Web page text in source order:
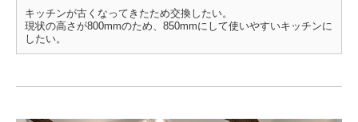
キッチンが古くなってきたため交換したい。
現状の高さが800mmのため、850mmにして使いやすいキッチンに
したい。